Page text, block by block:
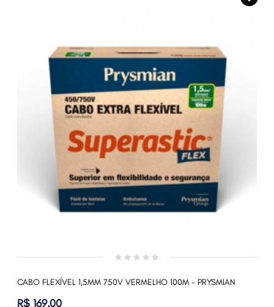
CABO FLEXÍVEL 1,5MM 750V VERMELHO 100M - PRYSMIAN
R$ 169,00